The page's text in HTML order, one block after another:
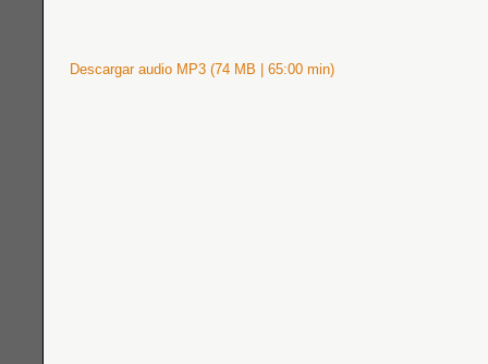
Descargar audio MP3 (74 MB | 65:00 min)